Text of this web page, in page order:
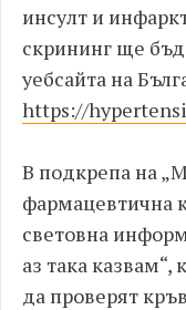
инсулт и
скрининг ще
уебсайта на
https://
В подкрепа на
фармацевтична
световна
аз така
да проверят